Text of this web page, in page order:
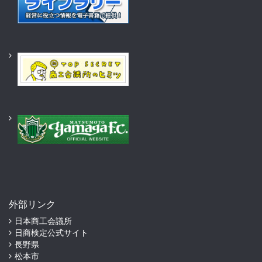
外部リンク
日本商工会議所
日商検定公式サイト
長野県
松本市